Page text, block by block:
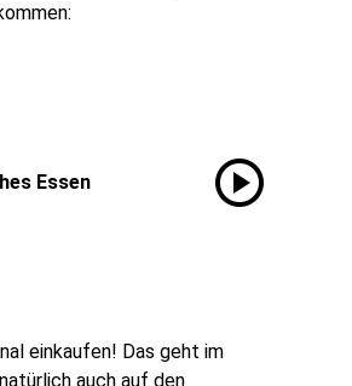
Essen play_circle
einkaufen! Das geht im
auch auf den